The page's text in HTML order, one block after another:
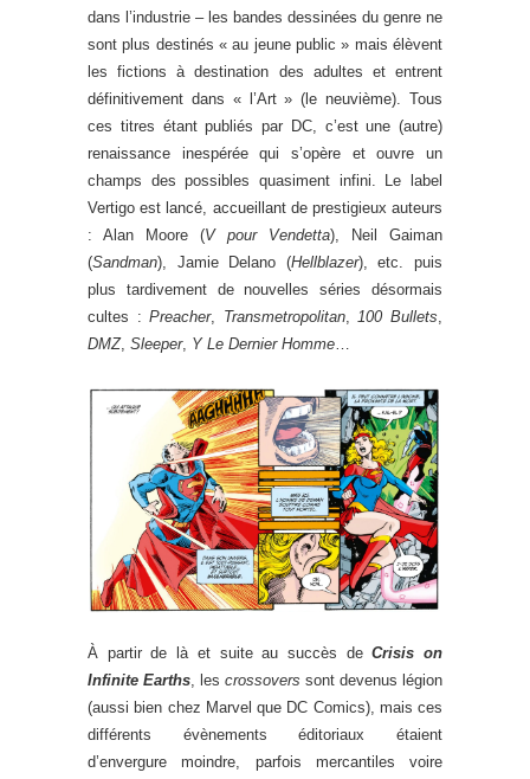
dans l’industrie – les bandes dessinées du genre ne
sont plus destinés « au jeune public » mais élèvent
les fictions à destination des adultes et entrent
définitivement dans « l’Art » (le neuvième). Tous
ces titres étant publiés par DC, c’est une (autre)
renaissance inespérée qui s’opère et ouvre un
champs des possibles quasiment infini. Le label
Vertigo est lancé, accueillant de prestigieux auteurs
: Alan Moore (V pour Vendetta), Neil Gaiman
(Sandman), Jamie Delano (Hellblazer), etc. puis
plus tardivement de nouvelles séries désormais
cultes :Preacher, Transmetropolitan,100 Bullets,
DMZ, Sleeper, Y Le Dernier Homme…
À partir de là et suite au succès deCrisis on
Infinite Earths, les crossovers sont devenus légion
(aussi bien chez Marvel que DC Comics), mais ces
différents évènements éditoriaux étaient
d’envergure moindre, parfois mercantiles voire